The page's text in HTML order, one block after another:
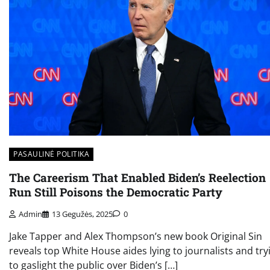
PASAULINĖ POLITIKA
The Careerism That Enabled Biden’s Reelection
Run Still Poisons the Democratic Party
Admin 13 Gegužės, 2025 0
Jake Tapper and Alex Thompson’s new book Original Sin
reveals top White House aides lying to journalists and
to gaslight the public over Biden’s […]